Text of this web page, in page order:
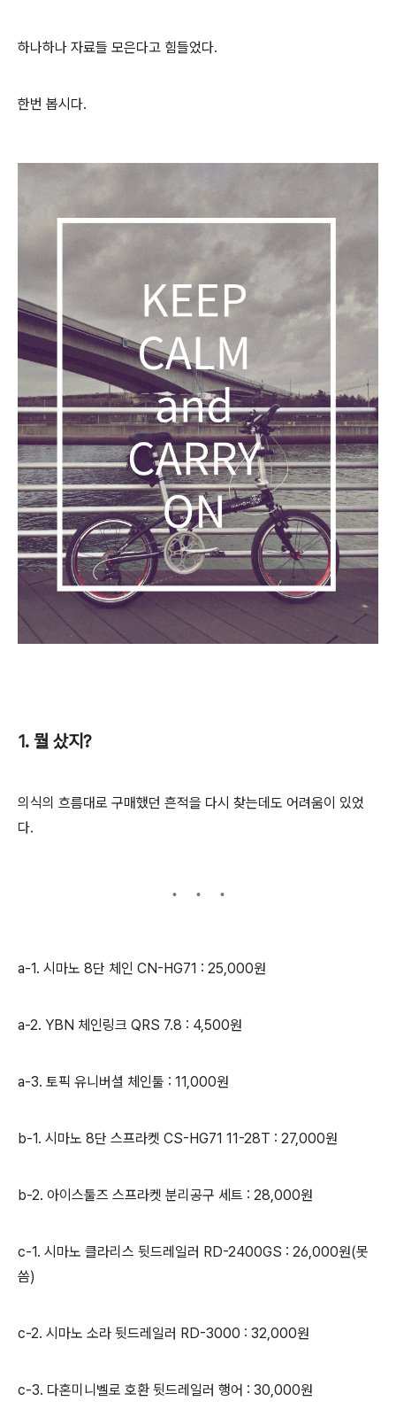
하나하나 자료들 모은다고 힘들었다.
한번 봅시다.
1. 뭘 샀지?
의식의 흐름대로 구매했던 흔적을 다시 찾는데도 어려움이 있었
다.
a-1. 시마노 8단 체인 CN-HG71 : 25,000원
a-2. YBN 체인링크 QRS 7.8 : 4,500원
a-3. 토픽 유니버셜 체인툴 : 11,000원
b-1. 시마노 8단 스프라켓 CS-HG71 11-28T : 27,000원
b-2. 아이스툴즈 스프라켓 분리공구 세트 : 28,000원
c-1. 시마노 클라리스 뒷드레일러 RD-2400GS : 26,000원(못
씀)
c-2. 시마노 소라 뒷드레일러 RD-3000 : 32,000원
c-3. 다혼미니벨로 호환 뒷드레일러 행어 : 30,000원